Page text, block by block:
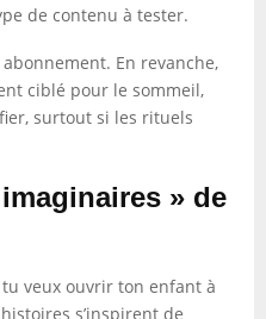
de contenu à tester.
En revanche,
ciblé pour le sommeil,
surtout si les rituels
» de
veux ouvrir ton enfant à
s’inspirent de